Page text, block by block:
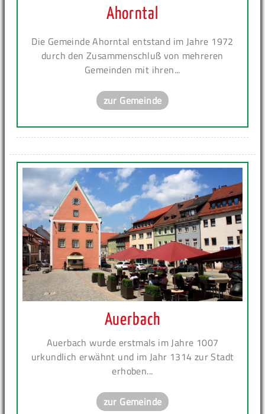
Ahorntal
Die Gemeinde Ahorntal entstand im Jahre 1972
durch den Zusammenschluß von mehreren
Gemeinden mit ihren...
zur Gemeinde
Auerbach
Auerbach wurde erstmals im Jahre 1007
urkundlich erwähnt und im Jahr 1314 zur Stadt
erhoben...
zur Gemeinde